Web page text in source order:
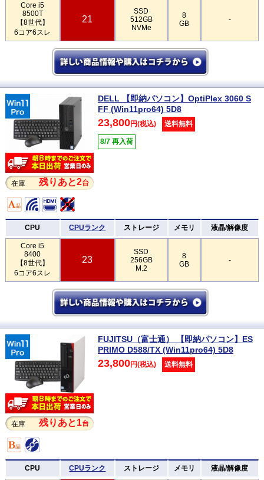
Core i5
8500T
【8世代】
6コア6スレ
21
SSD
512GB
NVMe
8
GB
-
在庫 残りあと2台
DELL 【即納パソコン】OptiPlex 3060 S
FF (Win11pro64) 5D8
23,800円(税込) 送料無料
8/7 再入荷
CPU CPUランク ストレージ メモリ 液晶/解像度
Core i5
8400
【8世代】
6コア6スレ
23
SSD
256GB
M.2
8
GB
-
在庫 残りあと1台
FUJITSU（富士通） 【即納パソコン】ES
PRIMO D588/TX (Win11pro64) 5D8
23,800円(税込) 送料無料
CPU CPUランク ストレージ メモリ 液晶/解像度